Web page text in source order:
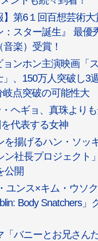
】第6１回百想芸術
：スター誕生』 最優
楽）受賞！
ョンホン主演映画「
」、150万人突破し3
岐点突破の可能性大
・ヘギョ、真珠より
代表する女神
を揚げるハン・ソッ
ン社長プロジェクト
公開
ユンス×キム・ウソ
Body Snatchers」
「バニーとお兄さん